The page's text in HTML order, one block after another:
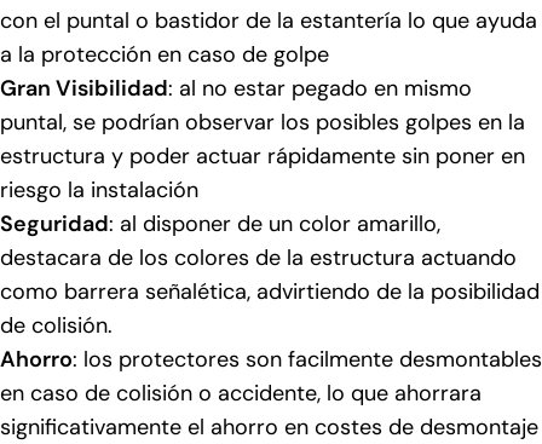
con el puntal o bastidor de la estantería lo que ayuda
a la protección en caso de golpe
Gran Visibilidad: al no estar pegado en mismo
puntal, se podrían observar los posibles golpes en la
estructura y poder actuar rápidamente sin poner en
riesgo la instalación
Seguridad: al disponer de un color amarillo,
destacara de los colores de la estructura actuando
como barrera señalética, advirtiendo de la posibilidad
de colisión.
Ahorro: los protectores son facilmente desmontables
en caso de colisión o accidente, lo que ahorrara
significativamente el ahorro en costes de desmontaje